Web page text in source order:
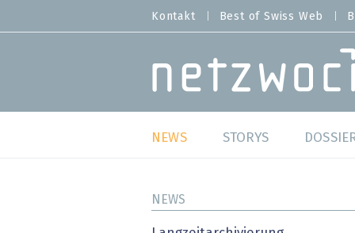
zum
MENU
Kontakt Best of Swiss Web
MAIN NAVIGATION
NEWS STORYS
NEWS